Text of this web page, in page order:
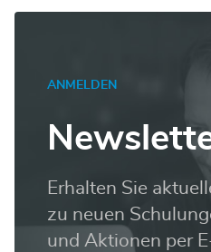
ANMELDEN
Erhalten Sie
zu neuen
und Aktionen per